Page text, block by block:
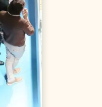
van bijproducten
PC
(073) 822 74 86